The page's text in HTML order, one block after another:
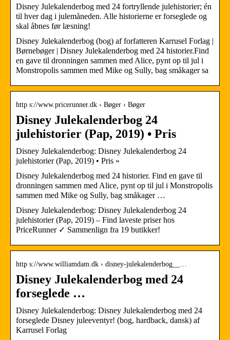
Disney Julekalenderbog med 24 fortryllende julehistorier; én
til hver dag i julemåneden. Alle historierne er forseglede og
skal åbnes før læsning!
Disney Julekalenderbog (bog) af forfatteren Karrusel Forlag |
Børnebøger | Disney Julekalenderbog med 24 historier.Find
en gave til dronningen sammen med Alice, pynt op til jul i
Monstropolis sammen med Mike og Sully, bag småkager sa
http s://www.pricerunner.dk › Bøger › Bøger
Disney Julekalenderbog 24
julehistorier (Pap, 2019) • Pris
Disney Julekalenderbog: Disney Julekalenderbog 24
julehistorier (Pap, 2019) • Pris »
Disney Julekalenderbog med 24 historier. Find en gave til
dronningen sammen med Alice, pynt op til jul i Monstropolis
sammen med Mike og Sully, bag småkager …
Disney Julekalenderbog: Disney Julekalenderbog 24
julehistorier (Pap, 2019) – Find laveste priser hos
PriceRunner ✓ Sammenlign fra 19 butikker!
http s://www.williamdam.dk › disney-julekalenderbog__…
Disney Julekalenderbog med 24
forseglede …
Disney Julekalenderbog: Disney Julekalenderbog med 24
forseglede Disney juleeventyr! (bog, hardback, dansk) af
Karrusel Forlag